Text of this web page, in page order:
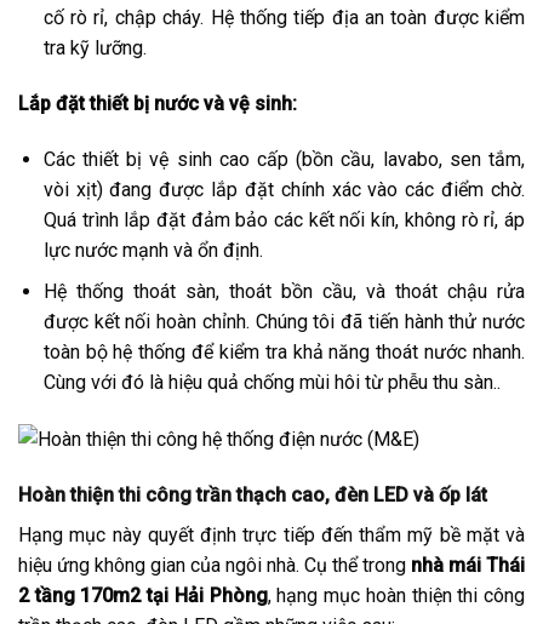
cố rò rỉ, chập cháy. Hệ thống tiếp địa an toàn được kiểm
tra kỹ lưỡng.
Lắp đặt thiết bị nước và vệ sinh:
Các thiết bị vệ sinh cao cấp (bồn cầu, lavabo, sen tắm,
vòi xịt) đang được lắp đặt chính xác vào các điểm chờ.
Quá trình lắp đặt đảm bảo các kết nối kín, không rò rỉ, áp
lực nước mạnh và ổn định.
Hệ thống thoát sàn, thoát bồn cầu, và thoát chậu rửa
được kết nối hoàn chỉnh. Chúng tôi đã tiến hành thử nước
toàn bộ hệ thống để kiểm tra khả năng thoát nước nhanh.
Cùng với đó là hiệu quả chống mùi hôi từ phễu thu sàn..
Hoàn thiện thi công trần thạch cao, đèn LED và ốp lát
Hạng mục này quyết định trực tiếp đến thẩm mỹ bề mặt và
hiệu ứng không gian của ngôi nhà. Cụ thể trong nhà mái Thái
2 tầng 170m2 tại Hải Phòng, hạng mục hoàn thiện thi công